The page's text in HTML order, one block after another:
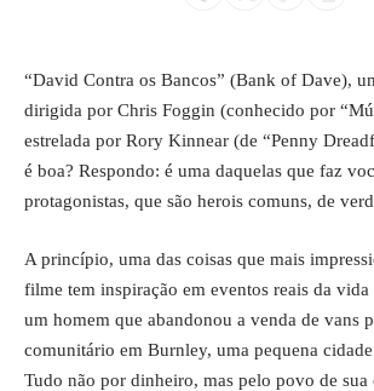
“David Contra os Bancos” (Bank of Dave),
dirigida por Chris Foggin (conhecido por
estrelada por Rory Kinnear (de “Penny
é boa? Respondo: é uma daquelas que faz
protagonistas, que são herois comuns, de
A princípio, uma das coisas que mais
filme tem inspiração em eventos reais da
um homem que abandonou a venda de vans
comunitário em Burnley, uma pequena
Tudo não por dinheiro, mas pelo povo de sua